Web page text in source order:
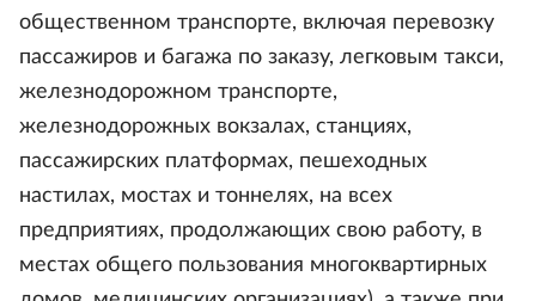
общественном транспорте, включая перевозку
пассажиров и багажа по заказу, легковым такси,
железнодорожном транспорте,
железнодорожных вокзалах, станциях,
пассажирских платформах, пешеходных
настилах, мостах и тоннелях, на всех
предприятиях, продолжающих свою работу, в
местах общего пользования многоквартирных